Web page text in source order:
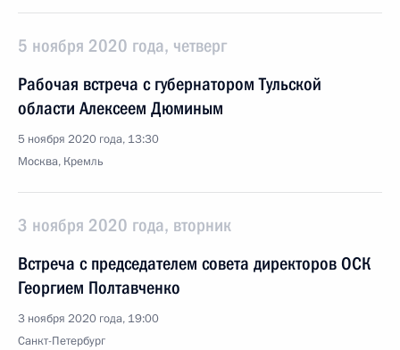
5 ноября 2020 года, четверг
Рабочая встреча с губернатором Тульской
области Алексеем Дюминым
5 ноября 2020 года, 13:30
Москва, Кремль
3 ноября 2020 года, вторник
Встреча с председателем совета директоров ОСК
Георгием Полтавченко
3 ноября 2020 года, 19:00
Санкт-Петербург